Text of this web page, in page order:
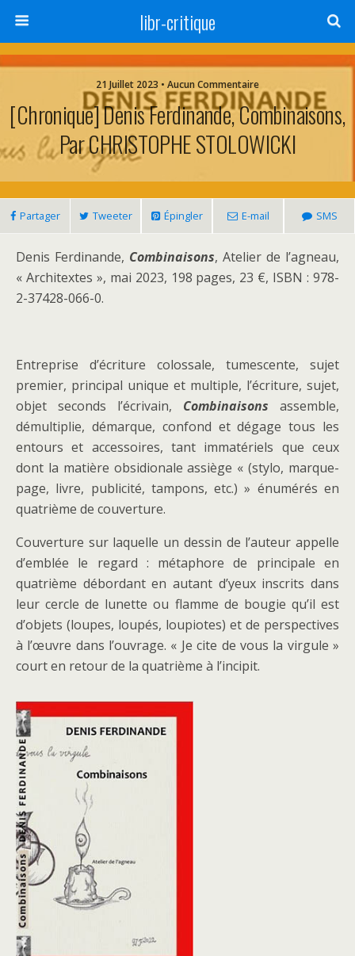
libr-critique
21 Juillet 2023 • Aucun Commentaire
[Chronique] Denis Ferdinande, Combinaisons,
Par CHRISTOPHE STOLOWICKI
Partager Tweeter Épingler E-mail SMS
Denis Ferdinande, Combinaisons, Atelier de l’agneau,
« Architextes », mai 2023, 198 pages, 23 €, ISBN : 978-
2-37428-066-0.
Entreprise d’écriture colossale, tumescente, sujet
premier, principal unique et multiple, l’écriture, sujet,
objet seconds l’écrivain, Combinaisons assemble,
démultiplie, démarque, confond et dégage tous les
entours et accessoires, tant immatériels que ceux
dont la matière obsidionale assiège « (stylo, marque-
page, livre, publicité, tampons, etc.) » énumérés en
quatrième de couverture.
Couverture sur laquelle un dessin de l’auteur appelle
d’emblée le regard : métaphore de principale en
quatrième débordant en autant d’yeux inscrits dans
leur cercle de lunette ou flamme de bougie qu’il est
d’objets (loupes, loupés, loupiotes) et de perspectives
à l’œuvre dans l’ouvrage. « Je cite de vous la virgule »
court en retour de la quatrième à l’incipit.